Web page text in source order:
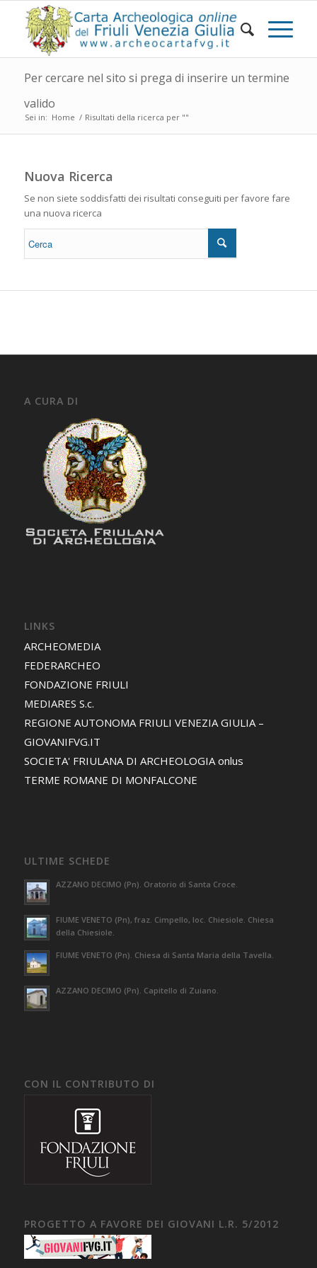
Per cercare nel sito si prega di inserire un termine
valido
Sei in: Home / Risultati della ricerca per ""
Nuova Ricerca
Se non siete soddisfatti dei risultati conseguiti per favore fare
una nuova ricerca
A CURA DI
LINKS
ARCHEOMEDIA
FEDERARCHEO
FONDAZIONE FRIULI
MEDIARES S.c.
REGIONE AUTONOMA FRIULI VENEZIA GIULIA –
GIOVANIFVG.IT
SOCIETA' FRIULANA DI ARCHEOLOGIA onlus
TERME ROMANE DI MONFALCONE
ULTIME SCHEDE
AZZANO DECIMO (Pn). Oratorio di Santa Croce.
FIUME VENETO (Pn), fraz. Cimpello, loc. Chiesiole. Chiesa
della Chiesiole.
FIUME VENETO (Pn). Chiesa di Santa Maria della Tavella.
AZZANO DECIMO (Pn). Capitello di Zuiano.
CON IL CONTRIBUTO DI
PROGETTO A FAVORE DEI GIOVANI L.R. 5/2012